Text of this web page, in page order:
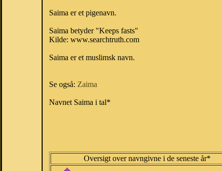
Saima er et pigenavn.
Saima betyder "Keeps fasts"
Kilde: www.searchtruth.com
Saima er et muslimsk navn.
Se også: Zaima
Navnet Saima i tal*
Oversigt over navngivne i de seneste år*